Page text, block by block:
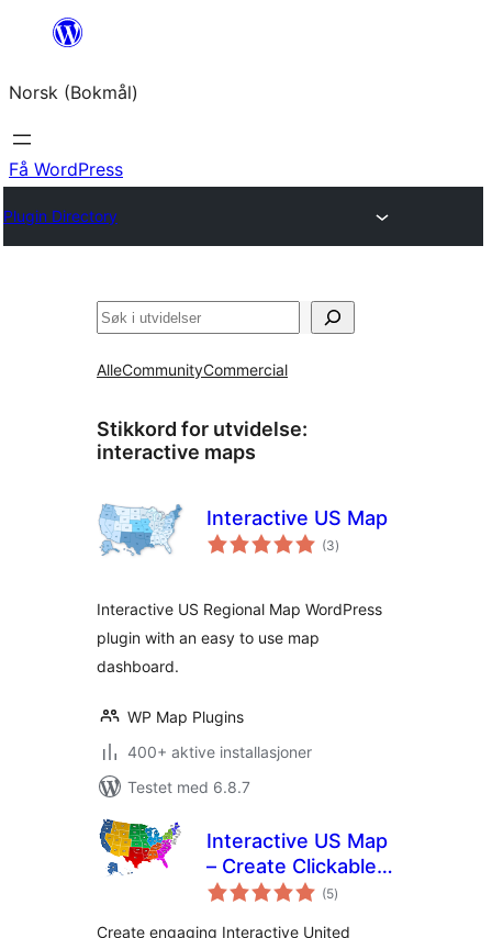
Hopp
innhold
Norsk (Bokmål)
Få WordPress
Plugin Directory
Søk
AlleCommunityCommercial
Stikkord for utvidelse:
interactive maps
Interactive US Map
(3totale
vurderinger
)
Interactive US Regional Map WordPress
plugin with an easy to use map
dashboard.
WP Map Plugins
400+ aktive installasjoner
Testet med 6.8.7
Interactive US Map
– Create Clickable &
Customizable U.S.
(5totale
vurderinger
)
Create engaging Interactive United